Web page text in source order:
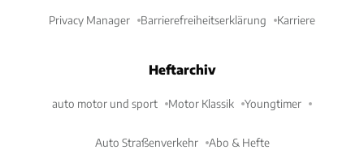
Privacy Manager Barrierefreiheitserklärung Karriere
Heftarchiv
auto motor und sport Motor Klassik Youngtimer
Auto Straßenverkehr Abo & Hefte